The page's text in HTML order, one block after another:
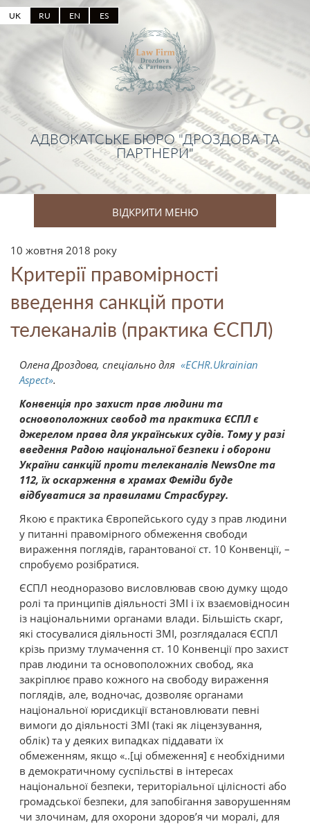
UK RU EN ES
АДВОКАТСЬКЕ БЮРО "ДРОЗДОВА ТА
ПАРТНЕРИ"
ВІДКРИТИ МЕНЮ
10 жовтня 2018 року
Критерії правомірності
введення санкцій проти
телеканалів (практика ЄСПЛ)
Олена Дроздова, спеціально для «ECHR.Ukrainian
Aspect».
Конвенція про захист прав людини та
основоположних свобод та практика ЄСПЛ є
джерелом права для українських судів. Тому у разі
введення Радою національної безпеки і оборони
України санкцій проти телеканалів NewsOne та
112, їх оскарження в храмах Феміди буде
відбуватися за правилами Страсбургу.
Якою є практика Європейського суду з прав людини
у питанні правомірного обмеження свободи
вираження поглядів, гарантованої ст. 10 Конвенції, –
спробуємо розібратися.
ЄСПЛ неодноразово висловлював свою думку щодо
ролі та принципів діяльності ЗМІ і їх взаємовідносин
із національними органами влади. Більшість скарг,
які стосувалися діяльності ЗМІ, розглядалася ЄСПЛ
крізь призму тлумачення ст. 10 Конвенції про захист
прав людини та основоположних свобод, яка
закріплює право кожного на свободу вираження
поглядів, але, водночас, дозволяє органами
національної юрисдикції встановлювати певні
вимоги до діяльності ЗМІ (такі як ліцензування,
облік) та у деяких випадках піддавати їх
обмеженням, якщо «..[ці обмеження] є необхідними
в демократичному суспільстві в інтересах
національної безпеки, територіальної цілісності або
громадської безпеки, для запобігання заворушенням
чи злочинам, для охорони здоров’я чи моралі, для